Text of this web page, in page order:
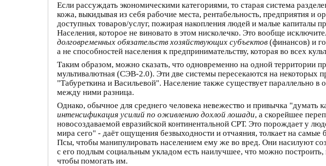
Если рассуждать экономическими категориями, то старая система
кожа, выкидывая из себя рабочие места, рентабельность, предприятия и
доступных товаров/услуг, пожирая накопления людей и малые
Населения, которое не виновато в этом нисколечко. Это вообще
долговременных обязательств хозяйствующих субъектов (финансов) и
а не способностей населения к предпринимательству, которая во всех
Таким образом, можно сказать, что одновременно на одной территории
мультивалютная (СЭВ-2.0). Эти две системы пересекаются на некоторых
"Табуреткина и Васильевой". Население также существует параллельно
между ними разница.
Однако, обычное для среднего человека невежество и привычка "думать
интенсификация усилий по оживлению дохлой лошади, а скорейшее
новосоздаваемой евразийской континентальной СРТ. Это порождает у
мира сего" - даёт ощущения безвыходности и отчаяния, толкает на
Псы, чтобы манипулировать населением ему же во вред. Они насилуют
с его подлым социальным укладом есть наилучшее, что можно
чтобы помогать им.